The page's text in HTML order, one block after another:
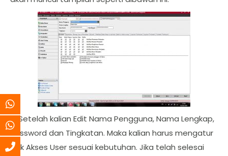
6. Setelah kalian Edit Nama Pengguna, Nama Lengkap,
Password dan Tingkatan. Maka kalian harus mengatur
Hak Akses User sesuai kebutuhan. Jika telah selesai